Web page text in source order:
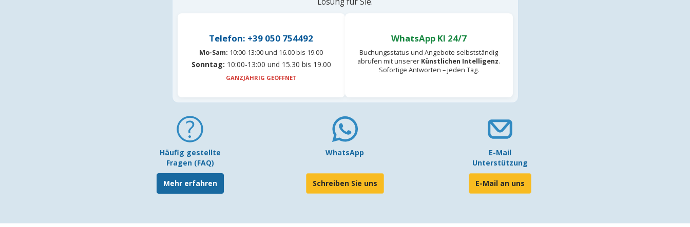
Telefon: +39 050 754492
Mo-Sam: 10:00-13:00 und 16.00 bis 19.00
Sonntag: 10:00-13:00 und 15.30 bis 19.00
GANZJÄHRIG GEÖFFNET
WhatsApp KI 24/7
Buchungsstatus und Angebote selbstständig
abrufen mit unserer Künstlichen Intelligenz.
Sofortige Antworten – jeden Tag.
Häufig gestellte
Fragen (FAQ)
Mehr erfahren
WhatsApp
Schreiben Sie uns
E-Mail
Unterstützung
E-Mail an uns